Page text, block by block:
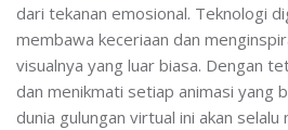
dari tekanan emosional. Teknologi
membawa keceriaan dan
visualnya yang luar biasa. Dengan
dan menikmati setiap animasi yang
dunia gulungan virtual ini akan